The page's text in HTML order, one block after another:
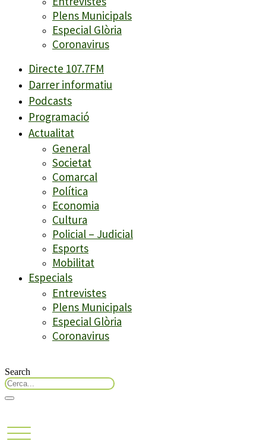
Plens Municipals
Especial Glòria
Coronavirus
Directe 107.7FM
Darrer informatiu
Podcasts
Programació
Actualitat
General
Societat
Comarcal
Política
Economia
Cultura
Policial – Judicial
Esports
Mobilitat
Especials
Entrevistes
Plens Municipals
Especial Glòria
Coronavirus
Search